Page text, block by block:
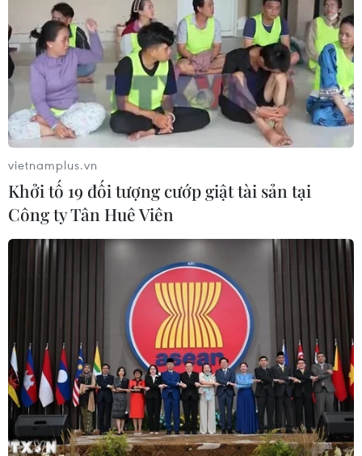
vietnamplus.vn
Khởi tố 19 đối tượng cướp giật tài sản tại
Công ty Tân Huê Viên